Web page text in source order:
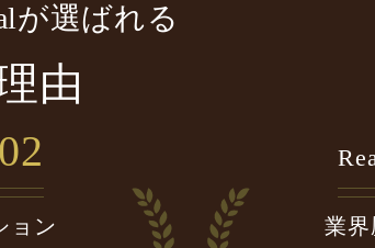
が選ばれる
由
02
ョン
業界